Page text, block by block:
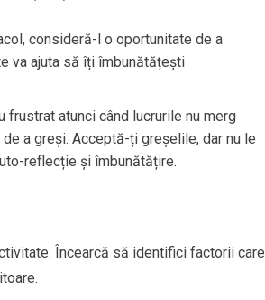
consideră-l o oportunitate de a
va ajuta să îți îmbunătățești
atunci când lucrurile nu merg
a greși. Acceptă-ți greșelile, dar nu le
reflecție și îmbunătățire.
Încearcă să identifici factorii care